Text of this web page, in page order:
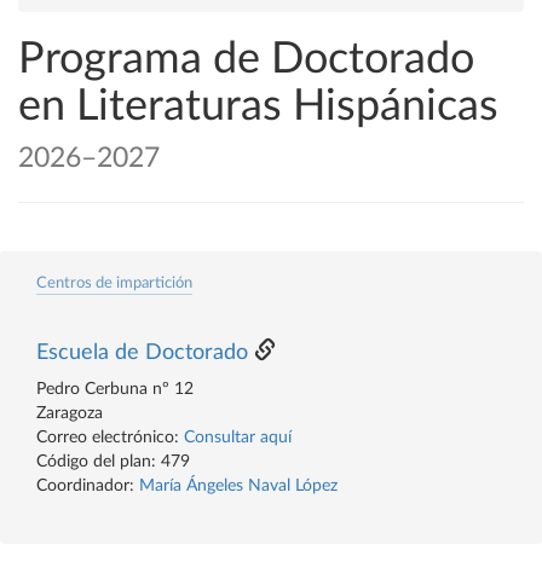
Programa de Doctorado
en Literaturas Hispánicas
2026–2027
Centros de impartición
Escuela de Doctorado
Pedro Cerbuna nº 12
Zaragoza
Correo electrónico: Consultar aquí
Código del plan: 479
Coordinador: María Ángeles Naval López